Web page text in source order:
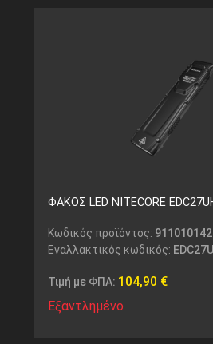
ΦΑΚΟΣ LED NITECORE
Κωδικός προϊόντος:
Εναλλακτικός κωδικός:
Τιμή με ΦΠΑ: 104,90 €
Εξαντλημένο